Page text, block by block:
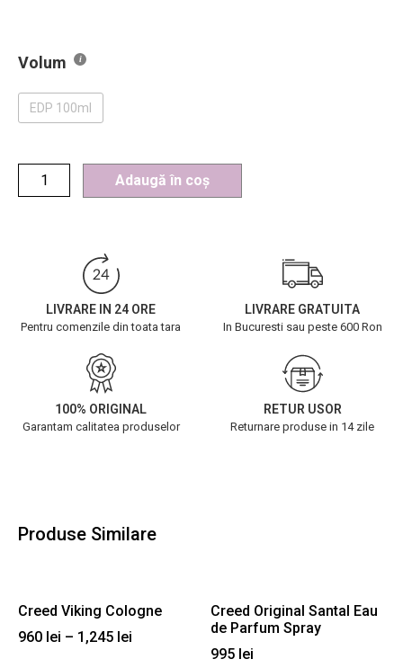
Volum
EDP 100ml
Adaugă în coș
LIVRARE IN 24 ORE
Pentru comenzile din toata tara
LIVRARE GRATUITA
In Bucuresti sau peste 600 Ron
100% ORIGINAL
Garantam calitatea produselor
RETUR USOR
Returnare produse in 14 zile
Produse Similare
Creed Viking Cologne
960 lei – 1,245 lei
Creed Original Santal Eau
de Parfum Spray
995 lei